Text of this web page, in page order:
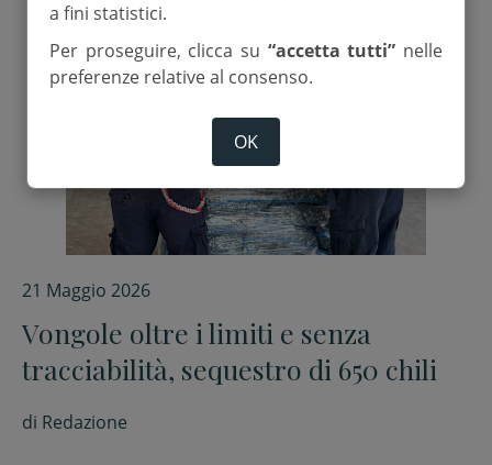
21 Maggio 2026
Vongole oltre i limiti e senza
tracciabilità, sequestro di 650 chili
di Redazione
a fini statistici.
Per proseguire, clicca su “accetta tutti” nelle
preferenze relative al consenso.
OK